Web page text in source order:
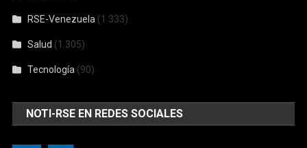
RSE-Venezuela (1.333)
Salud (1.305)
Tecnología (90)
NOTI-RSE EN REDES SOCIALES